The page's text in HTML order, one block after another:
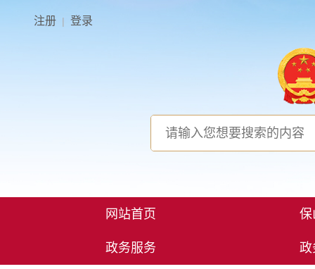
注册 | 登录
网站首页 保
政务服务 政